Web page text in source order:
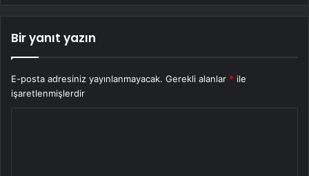
Bir yanıt yazın
E-posta adresiniz yayınlanmayacak. Gerekli alanlar * ile
işaretlenmişlerdir